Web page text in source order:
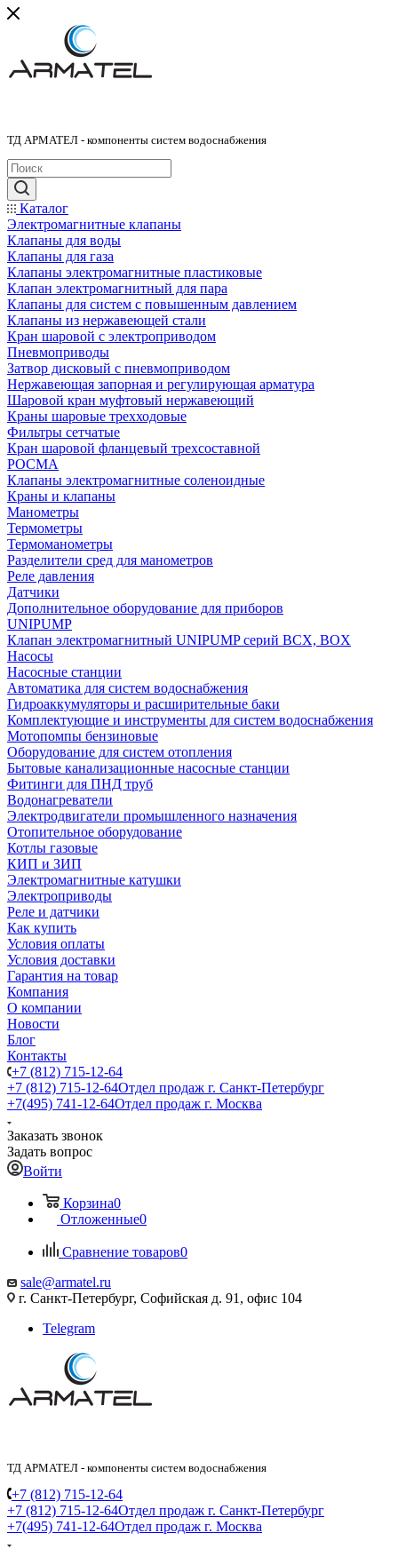
ТД АРМАТЕЛ - компоненты систем водоснабжения
Каталог
Электромагнитные клапаны
Клапаны для воды
Клапаны для газа
Клапаны электромагнитные пластиковые
Клапан электромагнитный для пара
Клапаны для систем с повышенным давлением
Клапаны из нержавеющей стали
Кран шаровой с электроприводом
Пневмоприводы
Затвор дисковый с пневмоприводом
Нержавеющая запорная и регулирующая арматура
Шаровой кран муфтовый нержавеющий
Краны шаровые трехходовые
Фильтры сетчатые
Кран шаровой фланцевый трехсоставной
РОСМА
Клапаны электромагнитные соленоидные
Краны и клапаны
Манометры
Термометры
Термоманометры
Разделители сред для манометров
Реле давления
Датчики
Дополнительное оборудование для приборов
UNIPUMP
Клапан электромагнитный UNIPUMP серий BCX, BOX
Насосы
Насосные станции
Автоматика для систем водоснабжения
Гидроаккумуляторы и расширительные баки
Комплектующие и инструменты для систем водоснабжения
Мотопомпы бензиновые
Оборудование для систем отопления
Бытовые канализационные насосные станции
Фитинги для ПНД труб
Водонагреватели
Электродвигатели промышленного назначения
Отопительное оборудование
Котлы газовые
КИП и ЗИП
Электромагнитные катушки
Электроприводы
Реле и датчики
Как купить
Условия оплаты
Условия доставки
Гарантия на товар
Компания
О компании
Новости
Блог
Контакты
+7 (812) 715-12-64
+7 (812) 715-12-64Отдел продаж г. Санкт-Петербург
+7(495) 741-12-64Отдел продаж г. Москва
Заказать звонок
Задать вопрос
Войти
Корзина0
Отложенные0
Сравнение товаров0
sale@armatel.ru
г. Санкт-Петербург, Софийская д. 91, офис 104
Telegram
ТД АРМАТЕЛ - компоненты систем водоснабжения
+7 (812) 715-12-64
+7 (812) 715-12-64Отдел продаж г. Санкт-Петербург
+7(495) 741-12-64Отдел продаж г. Москва